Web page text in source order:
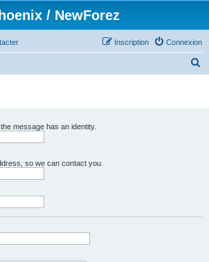
/ NewForez
Connexion
Inscription
message has an identity.
so we can contact you.